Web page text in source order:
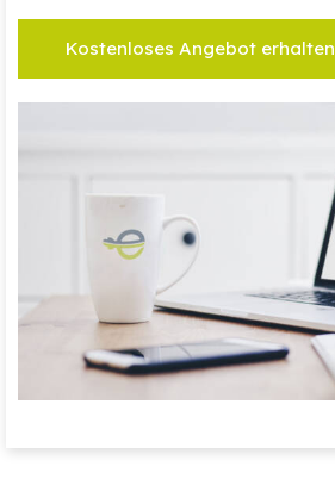
Kostenloses Angebot erhalten